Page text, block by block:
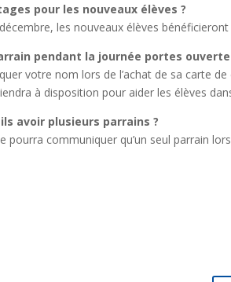
pour les nouveaux élèves ?
les nouveaux élèves
pendant la journée portes
votre nom lors de l’achat de sa carte
à disposition pour aider les élèves
avoir plusieurs parrains ?
pourra communiquer qu’un seul parrain